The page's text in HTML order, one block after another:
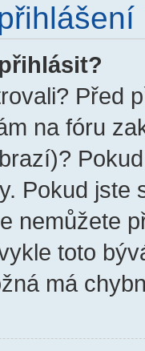
Před
na fóru
Pokud jste
nemůžete
toto
má